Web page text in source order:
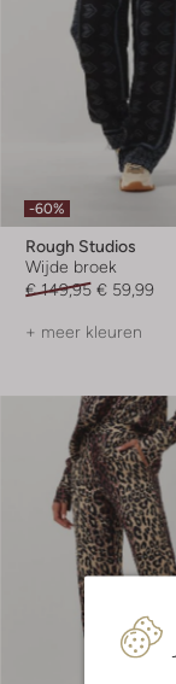
-60%
Rough Studios
Wijde broek
€ 149,95 € 59,99
+ meer kleuren